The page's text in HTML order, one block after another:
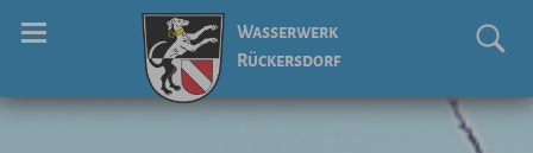
Wasserwerk
Rückersdorf